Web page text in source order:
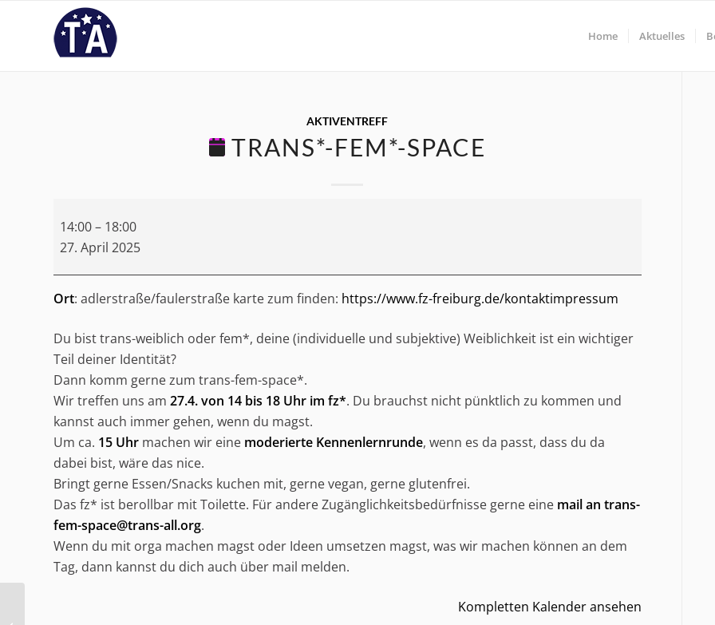
Home Aktuelles
AKTIVENTREFF
TRANS*-FEM*-SPACE
Fem*-
Space
14:00– 18:00
27. April 2025
Ort: adlerstraße/faulerstraße karte zum finden: https://www.fz-freiburg.de/kontaktimpressum
Du bist trans-weiblich oder fem*, deine (individuelle und subjektive) Weiblichkeit ist ein wichtiger
Teil deiner Identität?
Dann komm gerne zum trans-fem-space*.
Wir treffen uns am 27.4. von 14 bis 18 Uhr im fz*. Du brauchst nicht pünktlich zu kommen und
kannst auch immer gehen, wenn du magst.
Um ca. 15 Uhr machen wir eine moderierte Kennenlernrunde, wenn es da passt, dass du da
dabei bist, wäre das nice.
Bringt gerne Essen/Snacks kuchen mit, gerne vegan, gerne glutenfrei.
Das fz* ist berollbar mit Toilette. Für andere Zugänglichkeitsbedürfnisse gerne eine mail an trans-
fem-space@trans-all.org.
Wenn du mit orga machen magst oder Ideen umsetzen magst, was wir machen können an dem
Tag, dann kannst du dich auch über mail melden.
Kompletten Kalender ansehen